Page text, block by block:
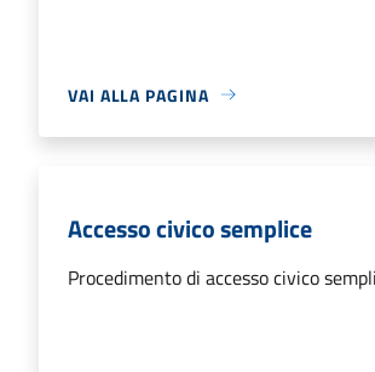
VAI ALLA PAGINA
Accesso civico semplice
Procedimento di accesso civico